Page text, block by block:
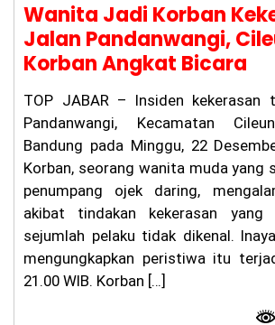
Wanita Jadi Korban
Jalan Pandanwangi,
Korban Angkat Bicara
TOP JABAR – Insiden kekerasan
Pandanwangi, Kecamatan
Bandung pada Minggu, 22
Korban, seorang wanita muda yang
penumpang ojek daring,
akibat tindakan kekerasan yang
sejumlah pelaku tidak dikenal.
mengungkapkan peristiwa itu
21.00 WIB. Korban […]